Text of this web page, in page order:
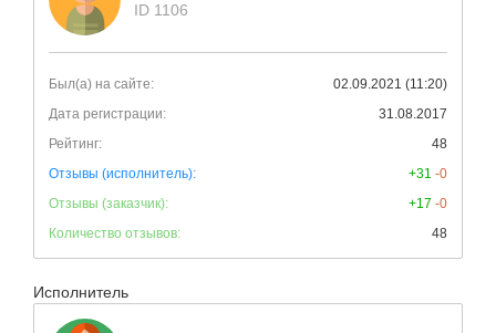
ID 1106
Был(а) на сайте:
02.09.2021 (11:20)
Дата регистрации:
31.08.2017
Рейтинг:
48
Отзывы (исполнитель):
+31 -0
Отзывы (заказчик):
+17 -0
Количество отзывов:
48
Исполнитель